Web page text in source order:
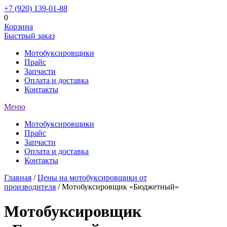
+7 (920) 139-01-88
0
Корзина
Быстрый заказ
Мотобуксировщики
Прайс
Запчасти
Оплата и доставка
Контакты
Меню
Мотобуксировщики
Прайс
Запчасти
Оплата и доставка
Контакты
Главная /Цены на мотобуксировщики от
производителя / Мотобуксировщик «Бюджетный»
Мотобуксировщик